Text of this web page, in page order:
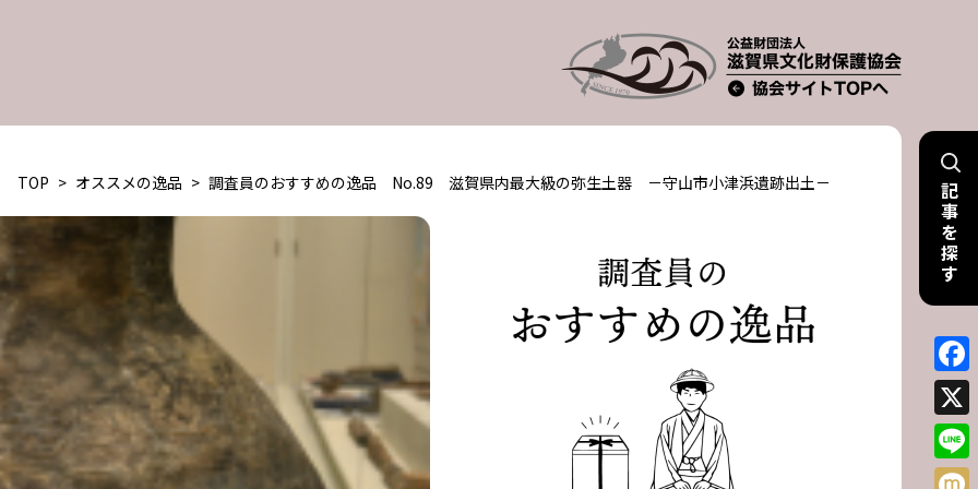
記
事
を
探
す
TOP > オススメの逸品 > 調査員のおすすめの逸品 No.89 滋賀県内最大級の弥生土器 －守山市小津浜遺跡出土－
X
Line